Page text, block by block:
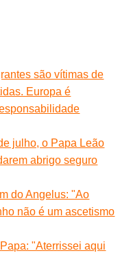
são vítimas de
Europa é
julho, o Papa Leão
abrigo seguro
do Angelus: "Ao
não é um ascetismo
"Aterrissei aqui